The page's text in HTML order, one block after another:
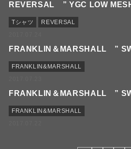
REVERSAL ” YGC LOW
Tシャツ
REVERSAL
FRANKLIN＆MARSHALL ”
FRANKLIN&MARSHALL
FRANKLIN＆MARSHALL ”
FRANKLIN&MARSHALL